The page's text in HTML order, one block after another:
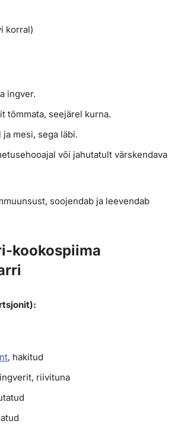
korral)
ingver.
tõmmata, seejärel kurna.
mesi, sega läbi.
või jahutatult värskendava
soojendab ja leevendab
kookospiima
, hakitud
riivituna